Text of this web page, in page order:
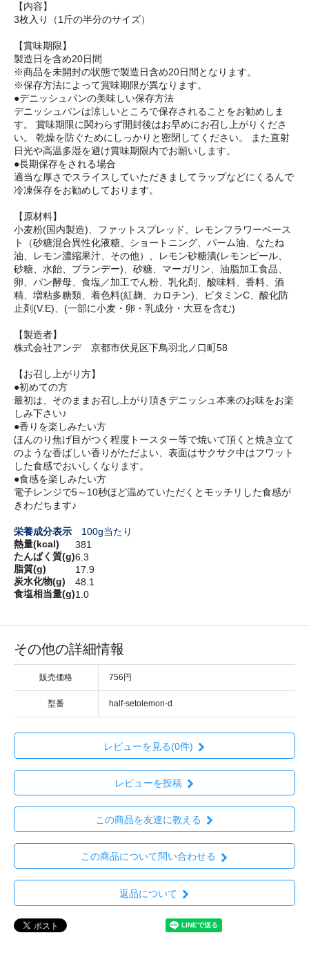
【内容】
3枚入り（1斤の半分のサイズ）
【賞味期限】
製造日を含め20日間
※商品を未開封の状態で製造日含め20日間となります。
※保存方法によって賞味期限が異なります。
●デニッシュパンの美味しい保存方法
デニッシュパンは涼しいところで保存されることをお勧めしま
す。 賞味期限に関わらず開封後はお早めにお召し上がりくださ
い。 乾燥を防ぐためにしっかりと密閉してください。 また直射
日光や高温多湿を避け賞味期限内でお願いします。
●長期保存をされる場合
適当な厚さでスライスしていただきましてラップなどにくるんで
冷凍保存をお勧めしております。
【原材料】
小麦粉(国内製造)、ファットスプレッド、レモンフラワーペース
ト（砂糖混合異性化液糖、ショートニング、パーム油、なたね
油、レモン濃縮果汁、その他）、レモン砂糖漬(レモンピール、
砂糖、水飴、ブランデー)、砂糖、マーガリン、油脂加工食品、
卵、パン酵母、食塩／加工でん粉、乳化剤、酸味料、香料、酒
精、増粘多糖類、着色料(紅麹、カロチン)、ビタミンC、酸化防
止剤(V.E)、(一部に小麦・卵・乳成分・大豆を含む)
【製造者】
株式会社アンデ 京都市伏見区下鳥羽北ノ口町58
【お召し上がり方】
●初めての方
最初は、そのままお召し上がり頂きデニッシュ本来のお味をお楽
しみ下さい♪
●香りを楽しみたい方
ほんのり焦げ目がつく程度トースター等で焼いて頂くと焼き立て
のような香ばしい香りがただよい、表面はサクサク中はフワット
した食感でおいしくなります。
●食感を楽しみたい方
電子レンジで5～10秒ほど温めていただくとモッチリした食感が
きわだちます♪
栄養成分表示 100g当たり
熱量(kcal)
381
たんぱく質(g)6.3
脂質(g)
17.9
炭水化物(g)
48.1
食塩相当量(g)1.0
その他の詳細情報
販売価格 756円
型番 half-setolemon-d
レビューを見る(0件)
レビューを投稿
この商品を友達に教える
この商品について問い合わせる
返品について